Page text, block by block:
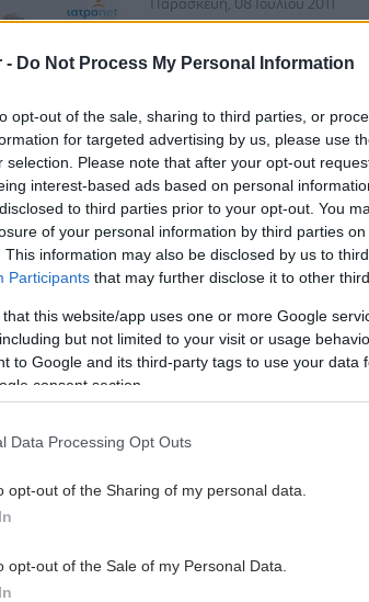
- Do Not Process My Personal Information
opt-out of the sale, sharing to third parties, or
for targeted advertising by us, please use
selection. Please note that after your opt-out
interest-based ads based on personal
to third parties prior to your opt-out. You
of your personal information by third parties on
This information may also be disclosed by us to
Participants that may further disclose it to other
that this website/app uses one or more Google
but not limited to your visit or usage
to Google and its third-party tags to use your data
consent section.
Data Processing Opt Outs
opt-out of the Sharing of my personal data.
opt-out of the Sale of my Personal Data.
Παρασκευή, 08 Ιουλίου 2011
βρέφους στην Ξάνθη
εξέτασης για το περιστατικό
αιμορραγία βρέφους εξαιτίας
ελαττωματικού υλικού,
διοικητής του νοσοκομείου